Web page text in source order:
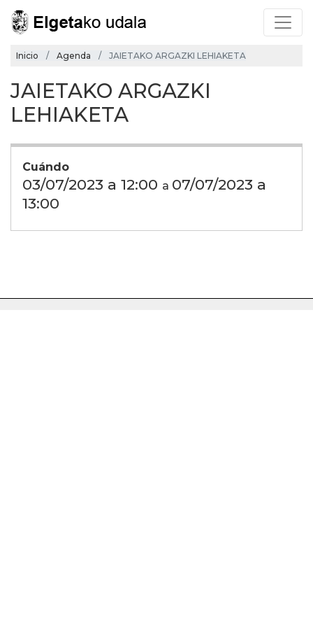
Inicio Agenda JAIETAKO ARGAZKI LEHIAKETA
JAIETAKO ARGAZKI
LEHIAKETA
Cuándo
03/07/2023 a 12:00 a 07/07/2023 a
13:00